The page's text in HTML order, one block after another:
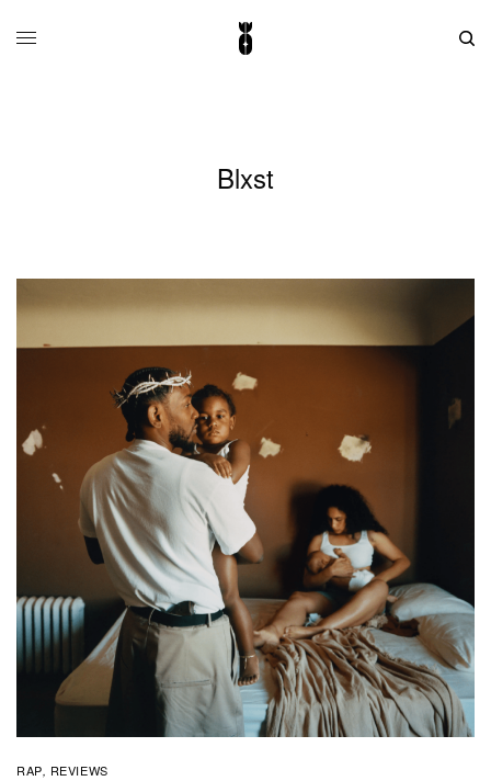
Blxst
RAP, REVIEWS